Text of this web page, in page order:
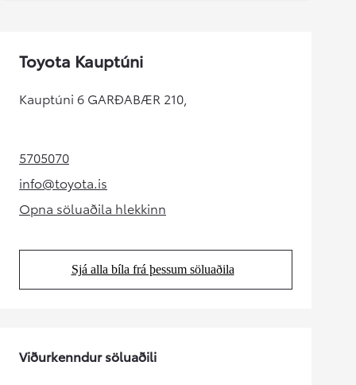
Toyota Kauptúni
Kauptúni 6 GARÐABÆR 210,
5705070(Opens in new tab)
info@toyota.is(Opens in new tab)
Opna söluaðila hlekkinn
(Opens in new tab)
Sjá alla bíla frá þessum söluaðila
(Opens in new tab)
Viðurkenndur söluaðili